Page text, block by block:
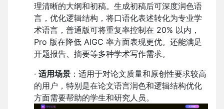
理清晰的大纲和初稿。生成初稿后可深度润色语
言，优化逻辑结构，将口语化表述转化为专业学
术语言，普通版可将重复率控制在 20% 以内，
Pro 版在降低 AIGC 率方面表现更优。还能满足
开题报告、摘要等多种学术写作需求。
· 适用场景 ：适用于对论文质量和原创性要求较高
的用户，特别是在论文语言润色和逻辑结构优化
方面需要帮助的学生和研究人员。